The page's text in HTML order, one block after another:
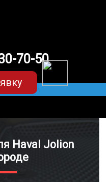
70-50
Haval Jolion